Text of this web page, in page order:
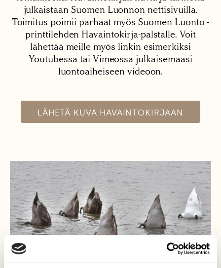
julkaistaan Suomen Luonnon nettisivuilla.
Toimitus poimii parhaat myös Suomen Luonto -
printtilehden Havaintokirja-palstalle. Voit
lähettää meille myös linkin esimerkiksi
Youtubessa tai Vimeossa julkaisemaasi
luontoaiheiseen videoon.
LÄHETÄ KUVA HAVAINTOKIRJAAN